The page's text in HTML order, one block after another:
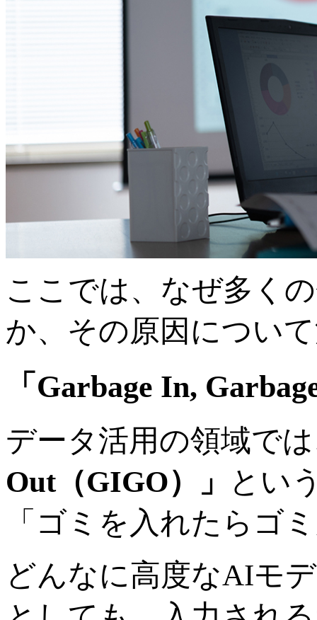
ここでは、なぜ多く
か、その原因につい
「Garbage In,
データ活用の領域で
Out（GIGO）」
とい
「ゴミを入れたらゴ
どんなに高度なAIモ